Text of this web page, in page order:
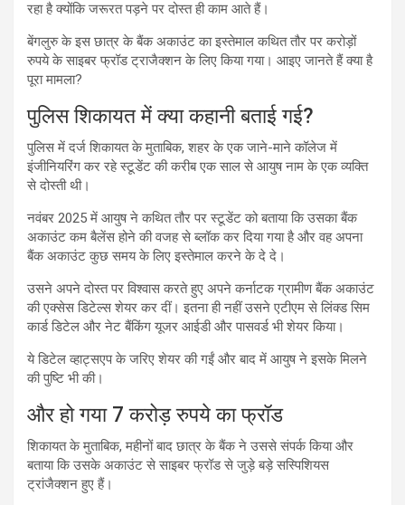
रहा है क्योंकि जरूरत पड़ने पर दोस्त ही काम आते हैं।
बेंगलुरु के इस छात्र के बैंक अकाउंट का इस्तेमाल कथित तौर पर करोड़ों
रुपये के साइबर फ्रॉड ट्राजैक्शन के लिए किया गया। आइए जानते हैं क्या है
पूरा मामला?
पुलिस शिकायत में क्या कहानी बताई गई?
पुलिस में दर्ज शिकायत के मुताबिक, शहर के एक जाने-माने कॉलेज में
इंजीनियरिंग कर रहे स्टूडेंट की करीब एक साल से आयुष नाम के एक व्यक्ति
से दोस्ती थी।
नवंबर 2025 में आयुष ने कथित तौर पर स्टूडेंट को बताया कि उसका बैंक
अकाउंट कम बैलेंस होने की वजह से ब्लॉक कर दिया गया है और वह अपना
बैंक अकाउंट कुछ समय के लिए इस्तेमाल करने के दे दे।
उसने अपने दोस्त पर विश्वास करते हुए अपने कर्नाटक ग्रामीण बैंक अकाउंट
की एक्सेस डिटेल्स शेयर कर दीं। इतना ही नहीं उसने एटीएम से लिंक्ड सिम
कार्ड डिटेल और नेट बैंकिंग यूजर आईडी और पासवर्ड भी शेयर किया।
ये डिटेल व्हाट्सएप के जरिए शेयर की गईं और बाद में आयुष ने इसके मिलने
की पुष्टि भी की।
और हो गया 7 करोड़ रुपये का फ्रॉड
शिकायत के मुताबिक, महीनों बाद छात्र के बैंक ने उससे संपर्क किया और
बताया कि उसके अकाउंट से साइबर फ्रॉड से जुड़े बड़े सस्पिशियस
ट्रांजैक्शन हुए हैं।